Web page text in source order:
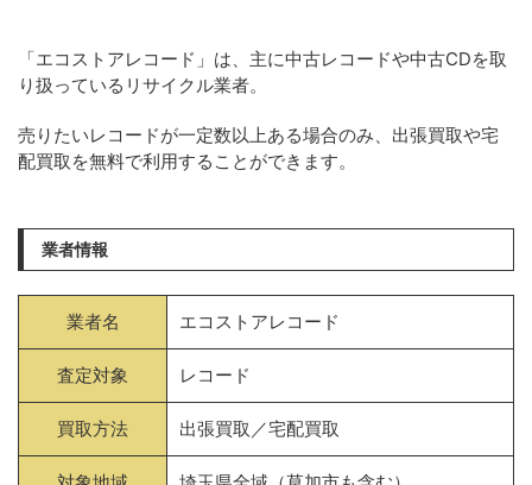
「エコストアレコード」は、主に中古レコードや中古CDを取
り扱っているリサイクル業者。
売りたいレコードが一定数以上ある場合のみ、出張買取や宅
配買取を無料で利用することができます。
業者情報
業者名 エコストアレコード
査定対象 レコード
買取方法 出張買取／宅配買取